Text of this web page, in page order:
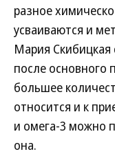
разное
усваиваются и
Мария Скибицкая
после
большее
относится и к
и омега-3 можно
она.